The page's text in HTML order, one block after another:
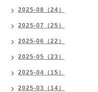
2025-08（24）
2025-07（25）
2025-06（22）
2025-05（23）
2025-04（15）
2025-03（14）